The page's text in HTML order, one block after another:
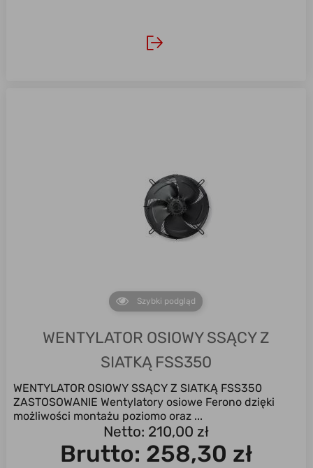
Szybki podgląd
WENTYLATOR OSIOWY SSĄCY Z
SIATKĄ FSS350
WENTYLATOR OSIOWY SSĄCY Z SIATKĄ FSS350
ZASTOSOWANIE Wentylatory osiowe Ferono dzięki
możliwości montażu poziomo oraz ...
Netto: 210,00 zł
Brutto: 258,30 zł